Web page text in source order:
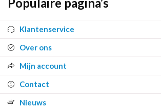
Klantenservice
Over ons
Mijn account
Contact
Nieuws